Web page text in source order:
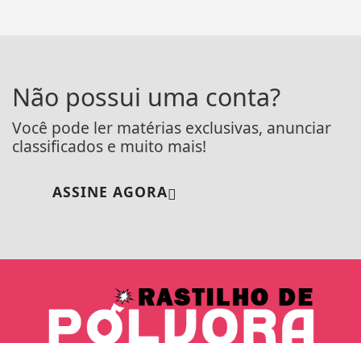
Não possui uma conta?
Você pode ler matérias exclusivas, anunciar
classificados e muito mais!
ASSINE AGORA